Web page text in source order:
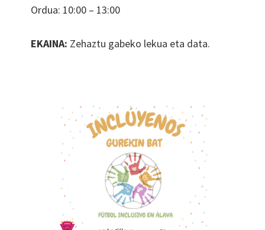
Ordua: 10:00 – 13:00
EKAINA: Zehaztu gabeko lekua eta data.